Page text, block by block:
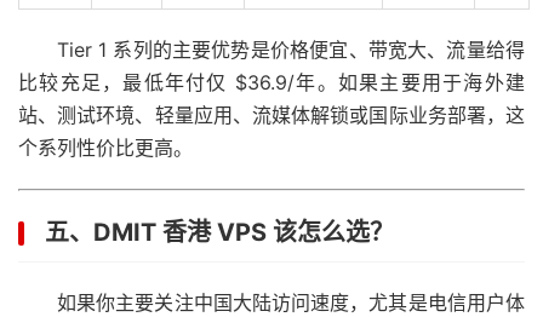
Tier 1 系列的主要优势是价格便宜、带宽大、流量给得
比较充足，最低年付仅 $36.9/年。如果主要用于海外建
站、测试环境、轻量应用、流媒体解锁或国际业务部署，这
个系列性价比更高。
五、DMIT 香港 VPS 该怎么选？
如果你主要关注中国大陆访问速度，尤其是电信用户体